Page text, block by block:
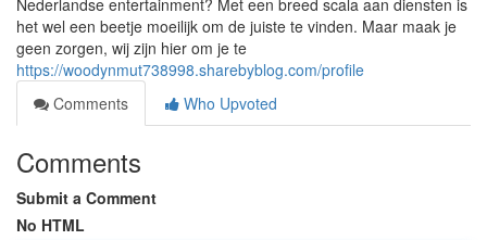
Nederlandse entertainment? Met een breed scala aan diensten is
het wel een beetje moeilijk om de juiste te vinden. Maar maak je
geen zorgen, wij zijn hier om je te
https://woodynmut738998.sharebyblog.com/profile
Comments
Who Upvoted
Comments
Submit a Comment
No HTML